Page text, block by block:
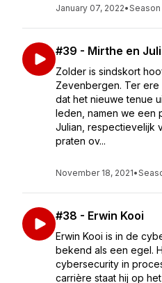
January 07, 2022•Season
#39 - Mirthe en
Zolder is sindskort
Zevenbergen. Ter
dat het nieuwe tenue
leden, namen we een
Julian, respectievelijk
praten ov...
November 18, 2021•
#38 - Erwin Kooi
Erwin Kooi is in de
bekend als een egel.
cybersecurity in
carrière staat hij op